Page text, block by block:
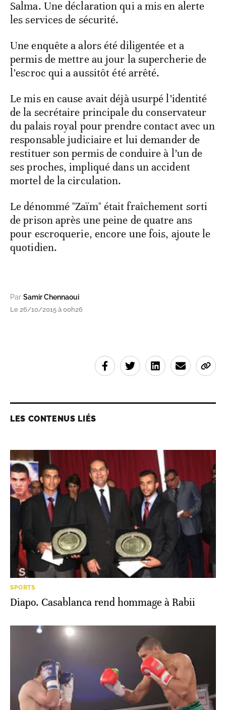
Salma. Une déclaration qui a mis en alerte
les services de sécurité.
Une enquête a alors été diligentée et a
permis de mettre au jour la supercherie de
l’escroc qui a aussitôt été arrêté.
Le mis en cause avait déjà usurpé l’identité
de la secrétaire principale du conservateur
du palais royal pour prendre contact avec un
responsable judiciaire et lui demander de
restituer son permis de conduire à l’un de
ses proches, impliqué dans un accident
mortel de la circulation.
Le dénommé "Zaïm" était fraîchement sorti
de prison après une peine de quatre ans
pour escroquerie, encore une fois, ajoute le
quotidien.
Par Samir Chennaoui
Le 26/10/2015 à 00h26
LES CONTENUS LIÉS
SPORTS
Diapo. Casablanca rend hommage à Rabii